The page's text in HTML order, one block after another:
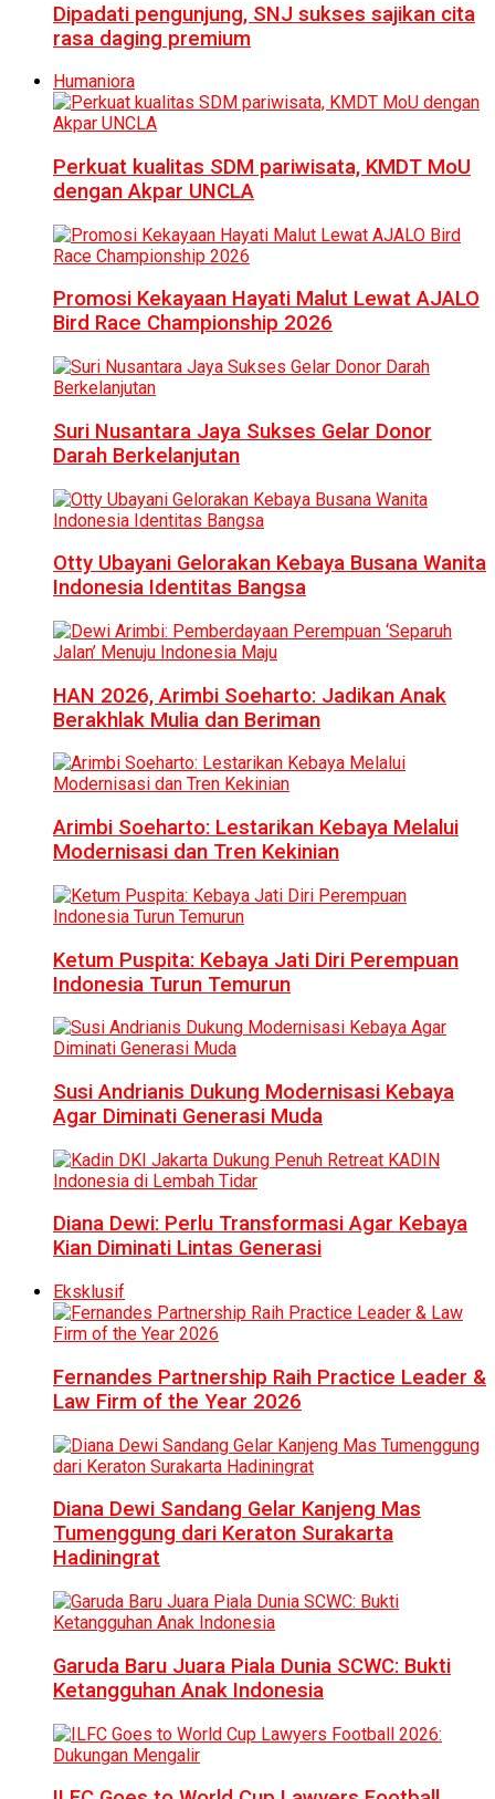
Dipadati pengunjung, SNJ sukses sajikan cita
rasa daging premium
Humaniora
Perkuat kualitas SDM pariwisata, KMDT MoU
dengan Akpar UNCLA
Promosi Kekayaan Hayati Malut Lewat AJALO
Bird Race Championship 2026
Suri Nusantara Jaya Sukses Gelar Donor
Darah Berkelanjutan
Otty Ubayani Gelorakan Kebaya Busana Wanita
Indonesia Identitas Bangsa
HAN 2026, Arimbi Soeharto: Jadikan Anak
Berakhlak Mulia dan Beriman
Arimbi Soeharto: Lestarikan Kebaya Melalui
Modernisasi dan Tren Kekinian
Ketum Puspita: Kebaya Jati Diri Perempuan
Indonesia Turun Temurun
Susi Andrianis Dukung Modernisasi Kebaya
Agar Diminati Generasi Muda
Diana Dewi: Perlu Transformasi Agar Kebaya
Kian Diminati Lintas Generasi
Eksklusif
Fernandes Partnership Raih Practice Leader &
Law Firm of the Year 2026
Diana Dewi Sandang Gelar Kanjeng Mas
Tumenggung dari Keraton Surakarta
Hadiningrat
Garuda Baru Juara Piala Dunia SCWC: Bukti
Ketangguhan Anak Indonesia